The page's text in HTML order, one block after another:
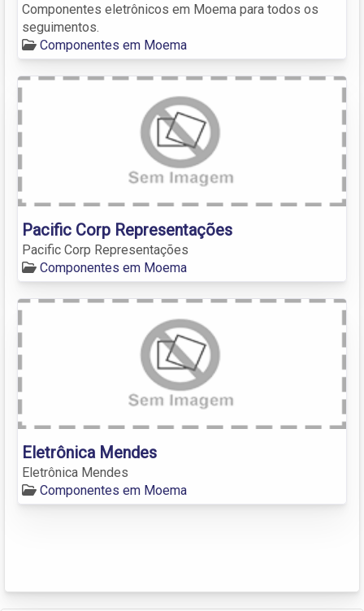
Componentes eletrônicos em Moema para todos os
seguimentos.
Componentes em Moema
Pacific Corp Representações
Pacific Corp Representações
Componentes em Moema
Eletrônica Mendes
Eletrônica Mendes
Componentes em Moema